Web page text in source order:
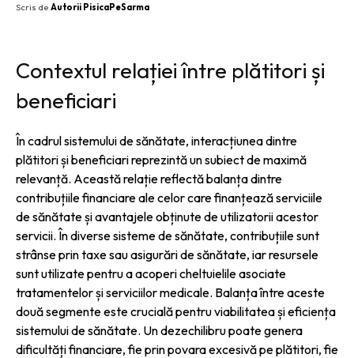
Scris de Autorii PisicaPeSarma
Contextul relației între plătitori și
beneficiari
În cadrul sistemului de sănătate, interacțiunea dintre
plătitori și beneficiari reprezintă un subiect de maximă
relevanță. Această relație reflectă balanța dintre
contribuțiile financiare ale celor care finanțează serviciile
de sănătate și avantajele obținute de utilizatorii acestor
servicii. În diverse sisteme de sănătate, contribuțiile sunt
strânse prin taxe sau asigurări de sănătate, iar resursele
sunt utilizate pentru a acoperi cheltuielile asociate
tratamentelor și serviciilor medicale. Balanța între aceste
două segmente este crucială pentru viabilitatea și eficiența
sistemului de sănătate. Un dezechilibru poate genera
dificultăți financiare, fie prin povara excesivă pe plătitori, fie